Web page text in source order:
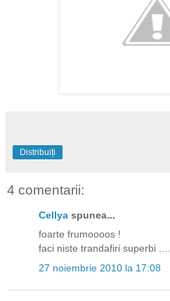
Distribuiți
4 comentarii:
Cellya spunea...
foarte frumoooos !
faci niste trandafiri superbi ....
27 noiembrie 2010 la 17:08